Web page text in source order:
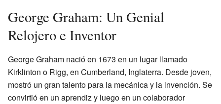
George Graham: Un Genial
Relojero e Inventor
George Graham nació en 1673 en un lugar llamado
Kirklinton o Rigg, en Cumberland, Inglaterra. Desde joven,
mostró un gran talento para la mecánica y la invención. Se
convirtió en un aprendiz y luego en un colaborador